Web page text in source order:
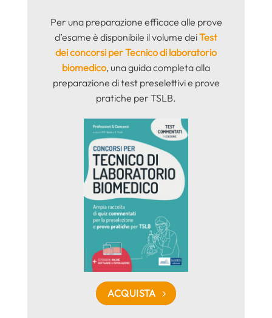
Per una preparazione efficace alle prove
d’esame è disponibile il volume deiTest
dei concorsi per Tecnico di laboratorio
biomedico, una guida completa alla
preparazione di test preselettivi e prove
pratiche per TSLB.
ACQUISTA